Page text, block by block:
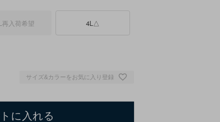
再入荷希望 4L△
サイズ&カラーをお気に入り登録
に入れる